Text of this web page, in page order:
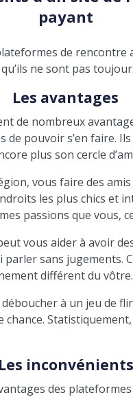
payant
de
ne sont pas
Les avantages
de nombreux
de pouvoir s’en faire.
plus son cercle
vous faire des
les plus chics et
passions que vous,
vous aider à avoir
sans jugements.
différent du vôtre.
à un jeu de
Les inconvénients
des